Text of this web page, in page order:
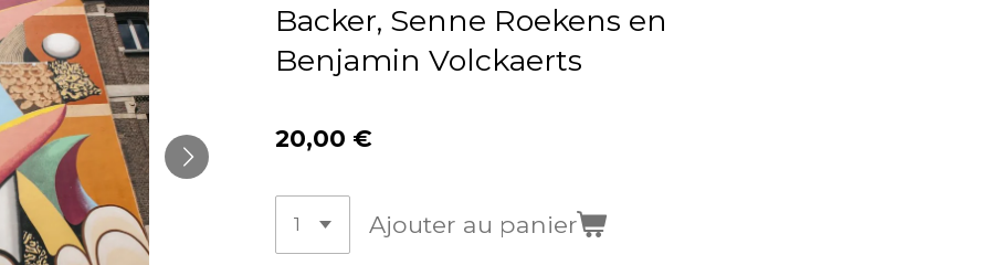
Backer, Senne Roekens en
Benjamin Volckaerts
20,00 €
Ajouter au panier